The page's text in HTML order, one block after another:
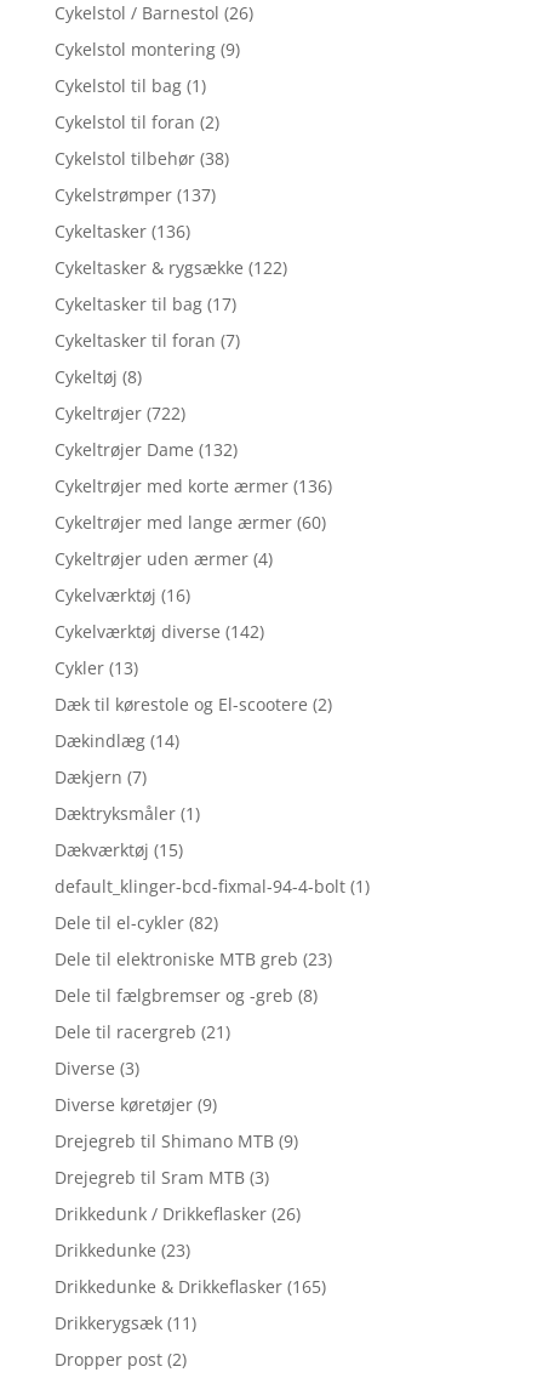
Cykelstol / Barnestol (26)
Cykelstol montering (9)
Cykelstol til bag (1)
Cykelstol til foran (2)
Cykelstol tilbehør (38)
Cykelstrømper (137)
Cykeltasker (136)
Cykeltasker & rygsække (122)
Cykeltasker til bag (17)
Cykeltasker til foran (7)
Cykeltøj (8)
Cykeltrøjer (722)
Cykeltrøjer Dame (132)
Cykeltrøjer med korte ærmer (136)
Cykeltrøjer med lange ærmer (60)
Cykeltrøjer uden ærmer (4)
Cykelværktøj (16)
Cykelværktøj diverse (142)
Cykler (13)
Dæk til kørestole og El-scootere (2)
Dækindlæg (14)
Dækjern (7)
Dæktryksmåler (1)
Dækværktøj (15)
default_klinger-bcd-fixmal-94-4-bolt (1)
Dele til el-cykler (82)
Dele til elektroniske MTB greb (23)
Dele til fælgbremser og -greb (8)
Dele til racergreb (21)
Diverse (3)
Diverse køretøjer (9)
Drejegreb til Shimano MTB (9)
Drejegreb til Sram MTB (3)
Drikkedunk / Drikkeflasker (26)
Drikkedunke (23)
Drikkedunke & Drikkeflasker (165)
Drikkerygsæk (11)
Dropper post (2)